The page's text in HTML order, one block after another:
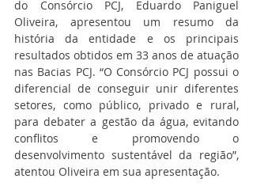
do Consórcio PCJ, Eduardo Paniguel
Oliveira, apresentou um resumo da
história da entidade e os principais
resultados obtidos em 33 anos de atuação
nas Bacias PCJ. “O Consórcio PCJ possui o
diferencial de conseguir unir diferentes
setores, como público, privado e rural,
para debater a gestão da água, evitando
conflitos e promovendo o
desenvolvimento sustentável da região”,
atentou Oliveira em sua apresentação.